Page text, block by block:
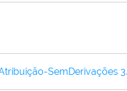
SemDerivações